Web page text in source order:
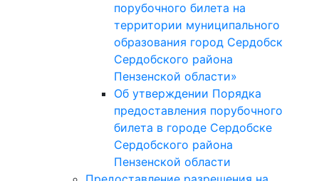
порубочного билета на
территории муниципального
образования город Сердобск
Сердобского района
Пензенской области»
Об утверждении Порядка
предоставления порубочного
билета в городе Сердобске
Сердобского района
Пензенской области